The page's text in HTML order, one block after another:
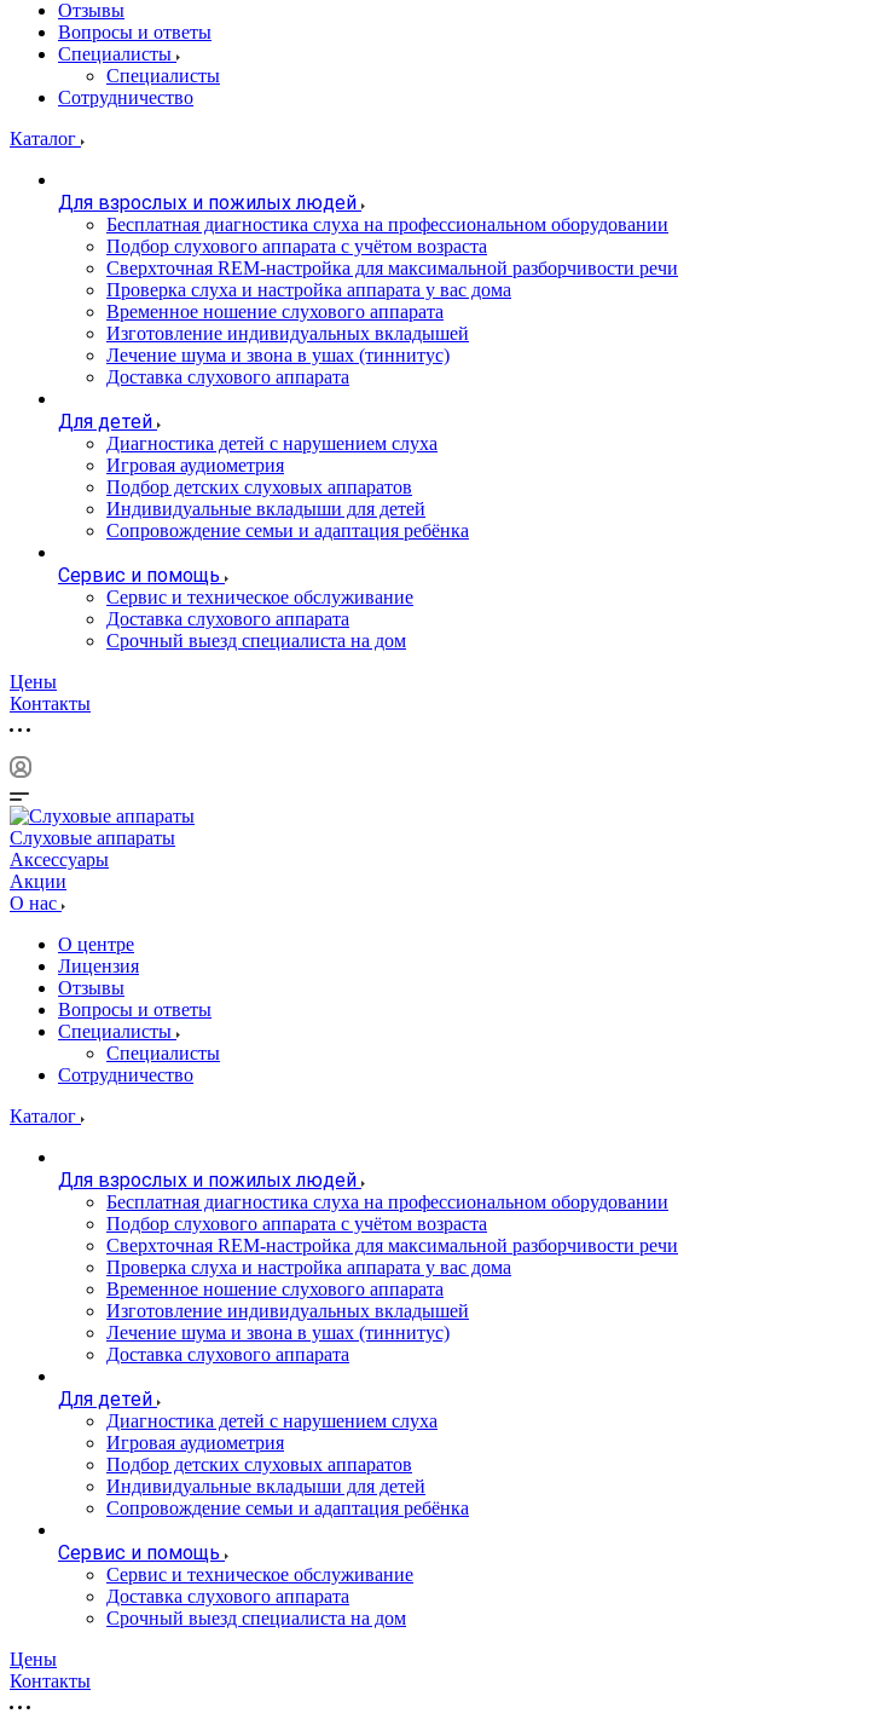
Отзывы
Вопросы и ответы
Специалисты
Специалисты
Сотрудничество
Каталог
Для взрослых и пожилых людей
Бесплатная диагностика слуха на профессиональном оборудовании
Подбор слухового аппарата с учётом возраста
Сверхточная REM-настройка для максимальной разборчивости речи
Проверка слуха и настройка аппарата у вас дома
Временное ношение слухового аппарата
Изготовление индивидуальных вкладышей
Лечение шума и звона в ушах (тиннитус)
Доставка слухового аппарата
Для детей
Диагностика детей с нарушением слуха
Игровая аудиометрия
Подбор детских слуховых аппаратов
Индивидуальные вкладыши для детей
Сопровождение семьи и адаптация ребёнка
Сервис и помощь
Сервис и техническое обслуживание
Доставка слухового аппарата
Срочный выезд специалиста на дом
Цены
Контакты
Слуховые аппараты
Аксессуары
Акции
О нас
О центре
Лицензия
Отзывы
Вопросы и ответы
Специалисты
Специалисты
Сотрудничество
Каталог
Для взрослых и пожилых людей
Бесплатная диагностика слуха на профессиональном оборудовании
Подбор слухового аппарата с учётом возраста
Сверхточная REM-настройка для максимальной разборчивости речи
Проверка слуха и настройка аппарата у вас дома
Временное ношение слухового аппарата
Изготовление индивидуальных вкладышей
Лечение шума и звона в ушах (тиннитус)
Доставка слухового аппарата
Для детей
Диагностика детей с нарушением слуха
Игровая аудиометрия
Подбор детских слуховых аппаратов
Индивидуальные вкладыши для детей
Сопровождение семьи и адаптация ребёнка
Сервис и помощь
Сервис и техническое обслуживание
Доставка слухового аппарата
Срочный выезд специалиста на дом
Цены
Контакты